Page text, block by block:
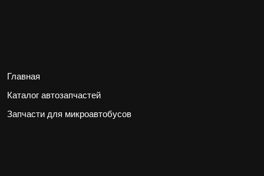
Главная
Каталог автозапчастей
Запчасти для микроавтобусов